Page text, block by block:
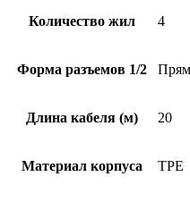
Количество жил 4
Форма разъемов 1/2
Длина кабеля (м) 20
Материал корпуса TPE